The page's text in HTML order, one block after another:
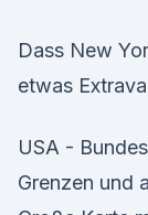
Dass New
etwas
USA -
Grenzen und